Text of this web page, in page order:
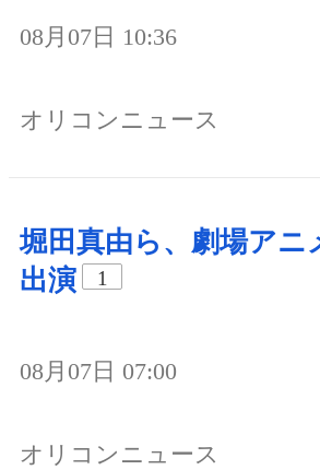
08月07日 10:36
オリコンニュース
堀田真由ら、劇場アニ
出演
1
08月07日 07:00
オリコンニュース